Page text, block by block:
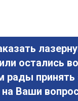
остались
принять
на Ваши